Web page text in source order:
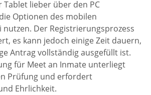
lieber über den PC
Optionen des mobilen
Der Registrierungsprozess
es kann jedoch einige Zeit dauern,
Antrag vollständig ausgefüllt ist.
für Meet an Inmate unterliegt
Prüfung und erfordert
Ehrlichkeit.